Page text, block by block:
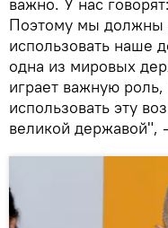
Поэтому мы должны
использовать наше
одна из мировых
играет важную
использовать эту
великой державой",